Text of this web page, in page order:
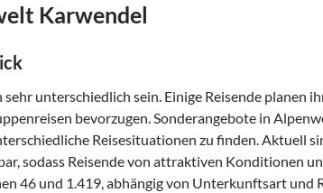
Karwendel
sehr unterschiedlich sein. Einige Reisende planen
bevorzugen. Sonderangebote in
Reisesituationen zu finden. Aktuell
sodass Reisende von attraktiven Konditionen
46 und 1.419, abhängig von Unterkunftsart und